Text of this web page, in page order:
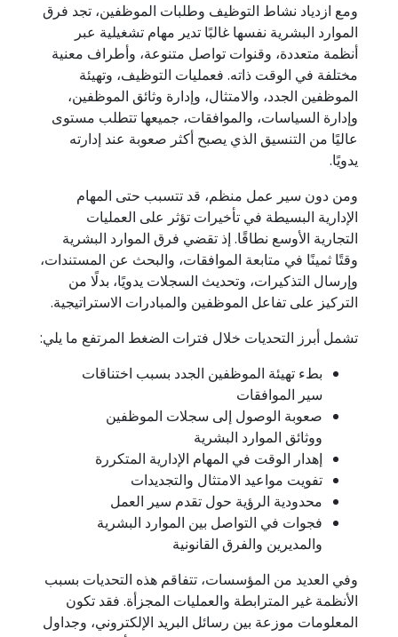
ومع ازدياد نشاط التوظيف وطلبات الموظفين، تجد فرق
الموارد البشرية نفسها غالبًا تدير مهام تشغيلية عبر
أنظمة متعددة، وقنوات تواصل متنوعة، وأطراف معنية
مختلفة في الوقت ذاته. فعمليات التوظيف، وتهيئة
الموظفين الجدد، والامتثال، وإدارة وثائق الموظفين،
وإدارة السياسات، والموافقات، جميعها تتطلب مستوى
عاليًا من التنسيق الذي يصبح أكثر صعوبة عند إدارته
يدويًا.
ومن دون سير عمل منظم، قد تتسبب حتى المهام
الإدارية البسيطة في تأخيرات تؤثر على العمليات
التجارية الأوسع نطاقًا. إذ تقضي فرق الموارد البشرية
وقتًا ثمينًا في متابعة الموافقات، والبحث عن المستندات،
وإرسال التذكيرات، وتحديث السجلات يدويًا، بدلًا من
التركيز على تفاعل الموظفين والمبادرات الاستراتيجية.
تشمل أبرز التحديات خلال فترات الضغط المرتفع ما يلي:
بطء تهيئة الموظفين الجدد بسبب اختناقات
سير الموافقات
صعوبة الوصول إلى سجلات الموظفين
ووثائق الموارد البشرية
إهدار الوقت في المهام الإدارية المتكررة
تفويت مواعيد الامتثال والتجديدات
محدودية الرؤية حول تقدم سير العمل
فجوات في التواصل بين الموارد البشرية
والمديرين والفرق القانونية
وفي العديد من المؤسسات، تتفاقم هذه التحديات بسبب
الأنظمة غير المترابطة والعمليات المجزأة. فقد تكون
المعلومات موزعة بين رسائل البريد الإلكتروني، وجداول